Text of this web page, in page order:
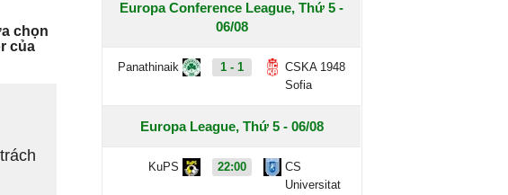
Europa Conference League, Thứ 5 -
06/08
Panathinaik 1 - 1
CSKA 1948
Sofia
Europa League, Thứ 5 - 06/08
KuPS 22:00
CS
Universitat